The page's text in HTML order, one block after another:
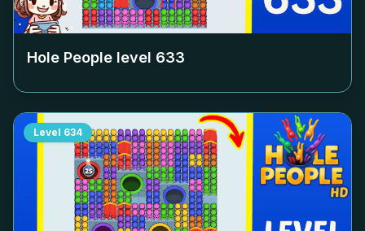
Hole People level 633
Level 634